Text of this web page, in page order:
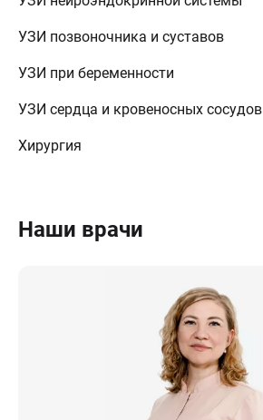
УЗИ позвоночника и суставов
УЗИ при беременности
УЗИ сердца и кровеносных сосудов
Хирургия
Наши врачи